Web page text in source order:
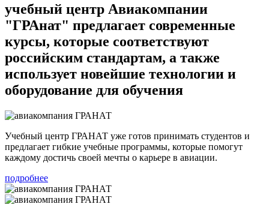
учебный центр Авиакомпании
"ГРАнат" предлагает современные
курсы, которые соответствуют
российским стандартам, а также
использует новейшие технологии и
оборудование для обучения
Учебный центр ГРАНАТ уже готов принимать студентов и
предлагает гибкие учебные программы, которые помогут
каждому достичь своей мечты о карьере в авиации.
подробнее